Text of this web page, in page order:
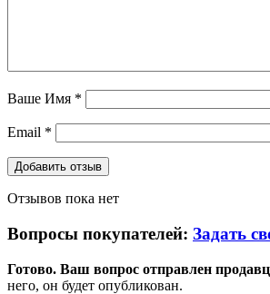
Ваше Имя *
Email *
Отзывов пока нет
Вопросы покупателей: Задать
Готово. Ваш вопрос отправлен
него, он будет опубликован.